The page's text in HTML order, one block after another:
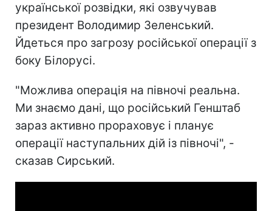
української розвідки, які озвучував
президент Володимир Зеленський.
Йдеться про загрозу російської операції з
боку Білорусі.
"Можлива операція на півночі реальна.
Ми знаємо дані, що російський Генштаб
зараз активно прораховує і планує
операції наступальних дій із півночі", -
сказав Сирський.